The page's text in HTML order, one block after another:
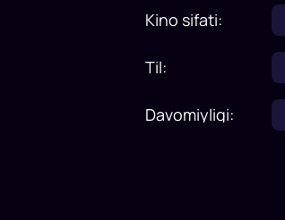
Kino sifati:
Til:
Davomiyligi: